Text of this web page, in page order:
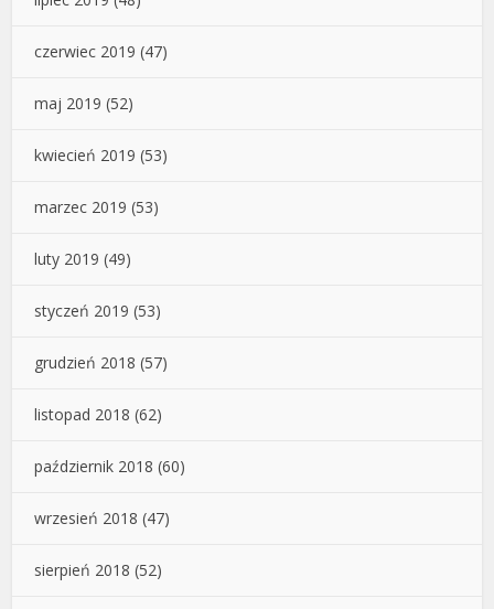
czerwiec 2019 (47)
maj 2019 (52)
kwiecień 2019 (53)
marzec 2019 (53)
luty 2019 (49)
styczeń 2019 (53)
grudzień 2018 (57)
listopad 2018 (62)
październik 2018 (60)
wrzesień 2018 (47)
sierpień 2018 (52)